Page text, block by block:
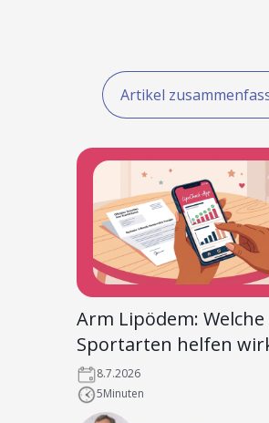
Artikel
Arm Lipödem: Welche
Sportarten helfen
8.7.2026
5Minuten